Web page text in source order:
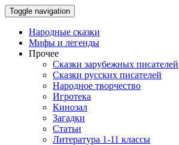
Toggle navigation
Народные сказки
Мифы и легенды
Прочее
Сказки зарубежных писателей
Сказки русских писателей
Народное творчество
Игротека
Кинозал
Загадки
Статьи
Литература 1-11 классы